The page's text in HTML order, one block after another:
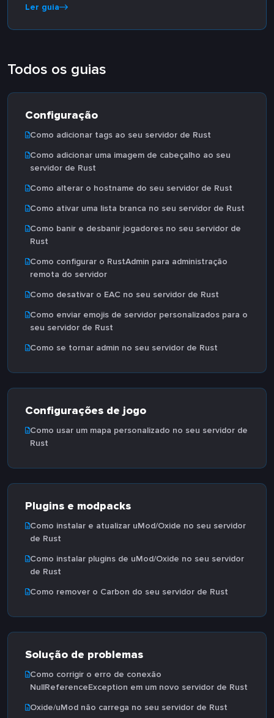
Ler guia
Todos os guias
Configuração
Como adicionar tags ao seu servidor de Rust
Como adicionar uma imagem de cabeçalho ao seu
servidor de Rust
Como alterar o hostname do seu servidor de Rust
Como ativar uma lista branca no seu servidor de Rust
Como banir e desbanir jogadores no seu servidor de
Rust
Como configurar o RustAdmin para administração
remota do servidor
Como desativar o EAC no seu servidor de Rust
Como enviar emojis de servidor personalizados para o
seu servidor de Rust
Como se tornar admin no seu servidor de Rust
Configurações de jogo
Como usar um mapa personalizado no seu servidor de
Rust
Plugins e modpacks
Como instalar e atualizar uMod/Oxide no seu servidor
de Rust
Como instalar plugins de uMod/Oxide no seu servidor
de Rust
Como remover o Carbon do seu servidor de Rust
Solução de problemas
Como corrigir o erro de conexão
NullReferenceException em um novo servidor de Rust
Oxide/uMod não carrega no seu servidor de Rust